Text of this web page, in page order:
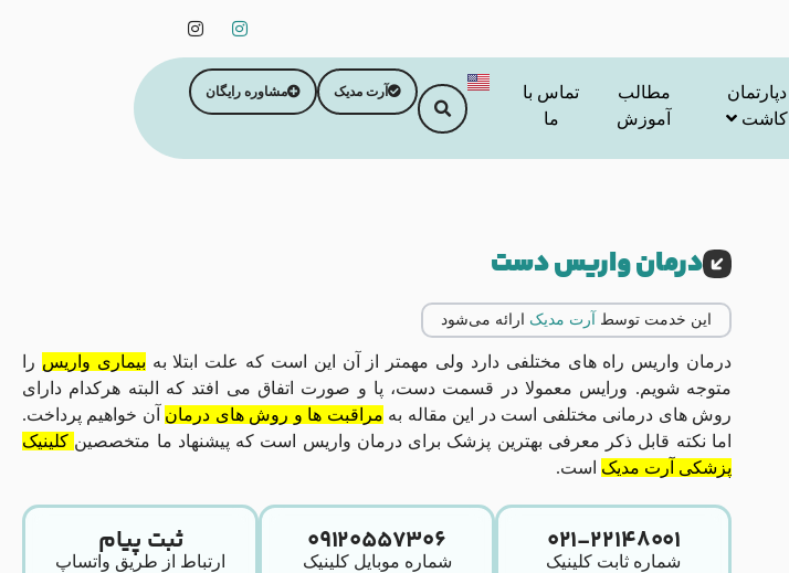
دپارتمان
کاشت
مطالب
آموزش
تماس با
ما
آرت مدیک مشاوره رایگان
درمان واریس دست
این خدمت توسط آرت مدیک ارائه می‌شود
درمان واریس راه های مختلفی دارد ولی مهمتر از آن این است که علت ابتلا به بیماری واریس را
متوجه شویم. ورایس معمولا در قسمت دست، پا و صورت اتفاق می افتد که البته هرکدام دارای
روش های درمانی مختلفی است در این مقاله به مراقبت ها و روش های درمان آن خواهیم پرداخت.
اما نکته قابل ذکر معرفی بهترین پزشک برای درمان واریس است که پیشنهاد ما متخصصین کلینیک
پزشکی آرت مدیک است.
۰۲۱-۲۲۱۴۸۰۰۱
شماره ثابت کلینیک
۰۹۱۲۰۵۵۷۳۰۶
شماره موبایل کلینیک
ثبت پیام
ارتباط از طریق واتساپ